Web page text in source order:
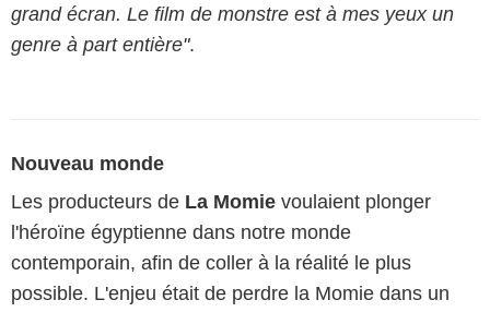
grand écran. Le film de monstre est à mes yeux un
genre à part entière".
Nouveau monde
Les producteurs de La Momie voulaient plonger
l'héroïne égyptienne dans notre monde
contemporain, afin de coller à la réalité le plus
possible. L'enjeu était de perdre la Momie dans un